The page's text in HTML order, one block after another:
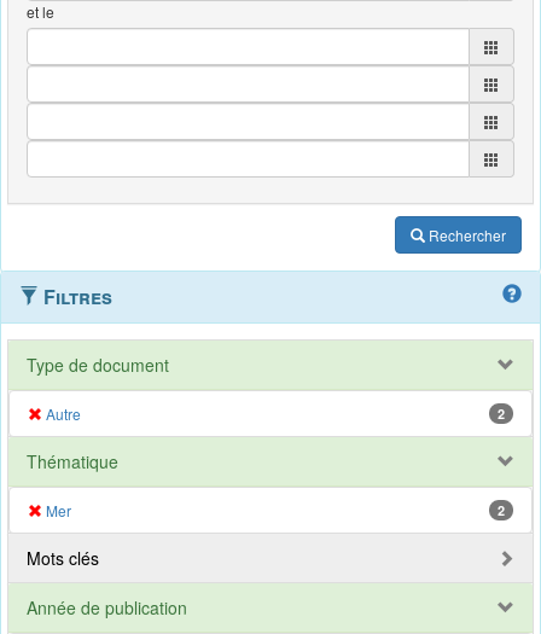
et le
Rechercher
Filtres
Type de document
Autre 2
Thématique
Mer 2
Mots clés
Année de publication